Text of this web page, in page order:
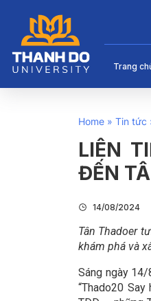
Trang
Home » Tin tức
LIÊN
ĐẾN
14/08/2024
Tân Thadoer
khám phá và
Sáng ngày
“Thado20